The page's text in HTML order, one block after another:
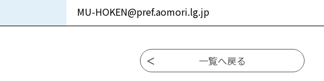
MU-HOKEN@pref.aomori.lg.jp